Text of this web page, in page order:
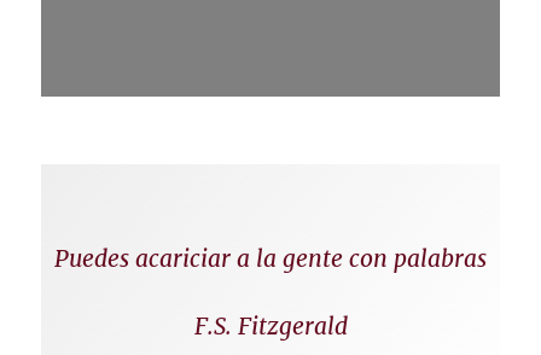
Puedes acariciar a la gente con palabras
F.S. Fitzgerald